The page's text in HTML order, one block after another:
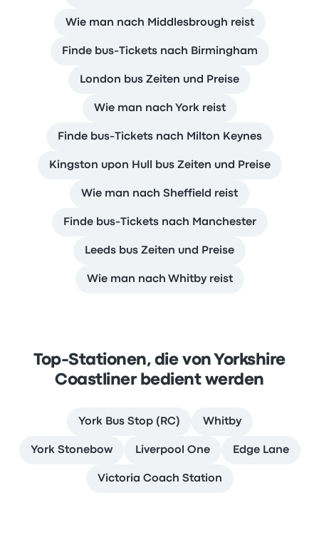
Wie man nach Middlesbrough reist
Finde bus-Tickets nach Birmingham
London bus Zeiten und Preise
Wie man nach York reist
Finde bus-Tickets nach Milton Keynes
Kingston upon Hull bus Zeiten und Preise
Wie man nach Sheffield reist
Finde bus-Tickets nach Manchester
Leeds bus Zeiten und Preise
Wie man nach Whitby reist
Top-Stationen, die von Yorkshire
Coastliner bedient werden
York Bus Stop (RC) Whitby
York Stonebow Liverpool One Edge Lane
Victoria Coach Station